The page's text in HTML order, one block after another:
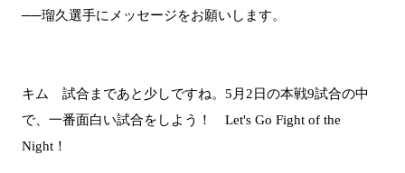
──瑠久選手にメッセージをお願いします。
キム 試合まであと少しですね。5月2日の本戦9試合の中
で、一番面白い試合をしよう！ Let's Go Fight of the
Night！